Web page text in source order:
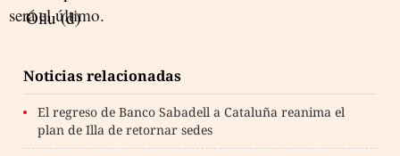
será el último.
Noticias relacionadas
El regreso de Banco Sabadell a Cataluña reanima el
plan de Illa de retornar sedes